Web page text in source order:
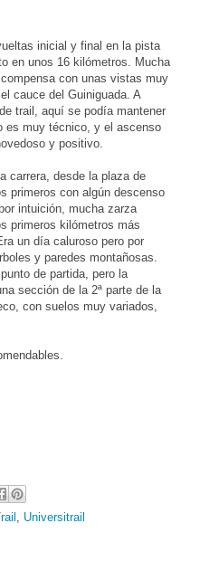
inicial y final en la pista
en unos 16 kilómetros. Mucha
con unas vistas muy
cauce del Guiniguada. A
trail, aquí se podía mantener
es muy técnico, y el ascenso
y positivo.
carrera, desde la plaza de
primeros con algún descenso
intuición, mucha zarza
primeros kilómetros más
un día caluroso pero por
y paredes montañosas.
de partida, pero la
sección de la 2ª parte de la
con suelos muy variados,
, Universitrail